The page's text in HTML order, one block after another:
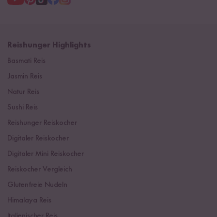
Reishunger Highlights
Basmati Reis
Jasmin Reis
Natur Reis
Sushi Reis
Reishunger Reiskocher
Digitaler Reiskocher
Digitaler Mini Reiskocher
Reiskocher Vergleich
Glutenfreie Nudeln
Himalaya Reis